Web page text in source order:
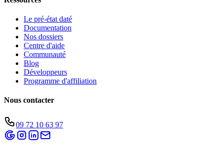
Le pré-état daté
Documentation
Nos dossiers
Centre d'aide
Communauté
Blog
Développeurs
Programme d'affiliation
Nous contacter
09 72 10 63 97